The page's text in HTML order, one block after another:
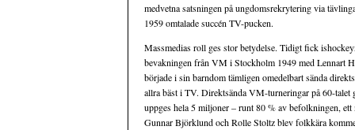
medvetna satsningen på ungdomsrekrytering via
1959 omtalade succén TV-pucken.
Massmedias roll ges stor betydelse. Tidigt fick
bevakningen från VM i Stockholm 1949 med Lennart
började i sin barndom tämligen omedelbart sända
allra bäst i TV. Direktsända VM-turneringar på 60-
uppges hela 5 miljoner – runt 80 % av befolkningen,
Gunnar Björklund och Rolle Stoltz blev folkkära